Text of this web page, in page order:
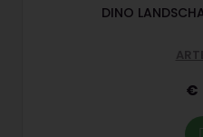
DINO